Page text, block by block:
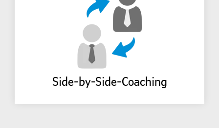
Side-by-Side-Coaching